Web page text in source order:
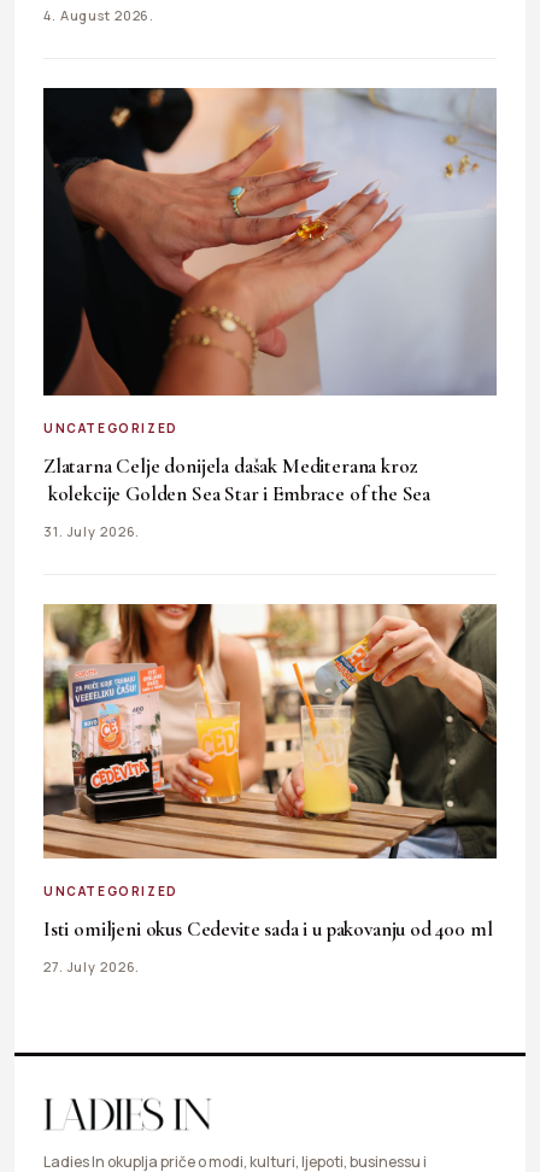
4. August 2026.
UNCATEGORIZED
Zlatarna Celje donijela dašak Mediterana kroz
kolekcije Golden Sea Star i Embrace of the Sea
31. July 2026.
UNCATEGORIZED
Isti omiljeni okus Cedevite sada i u pakovanju od 400 ml
27. July 2026.
Ladies In okuplja priče o modi, kulturi, ljepoti, businessu i